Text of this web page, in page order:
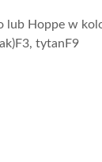
lub Hoppe w
tytanF9